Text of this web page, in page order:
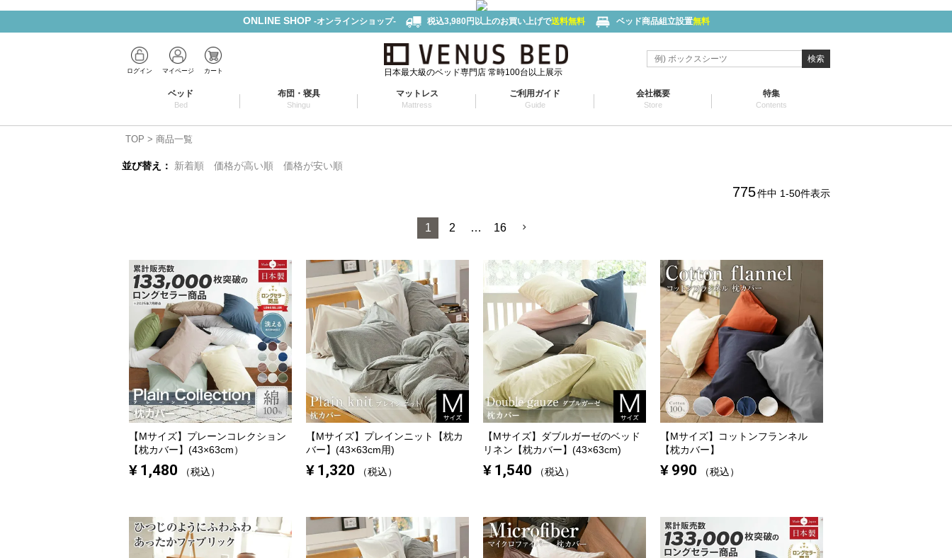
ONLINE SHOP -オンラインショップ- 税込3,980円以上のお買い上げで送料無料 ベッド商品組立設置無料
ログイン マイページ カート 日本最大級のベッド専門店 常時100台以上展示
検索
ベッド
Bed
布団・寝具
Shingu
マットレス
Mattress
ご利用ガイド
Guide
会社概要
Store
特集
Contents
TOP 商品一覧
並び替え 新着順 価格が高い順 価格が安い順
775件中 1-50件表示
1 2 … 16
【Mサイズ】 プレーンコレクション
【枕カバー】(43×63cm）
¥ 1,480 税込
【Mサイズ】 プレインニット【枕カ
バー】(43×63cm用)
¥ 1,320 税込
【Mサイズ】
ダブルガーゼのベッド
リネン【枕カバー】(43×63cm)
¥ 1,540 税込
【Mサイズ】
コットンフランネル
【枕カバー】
¥ 990 税込